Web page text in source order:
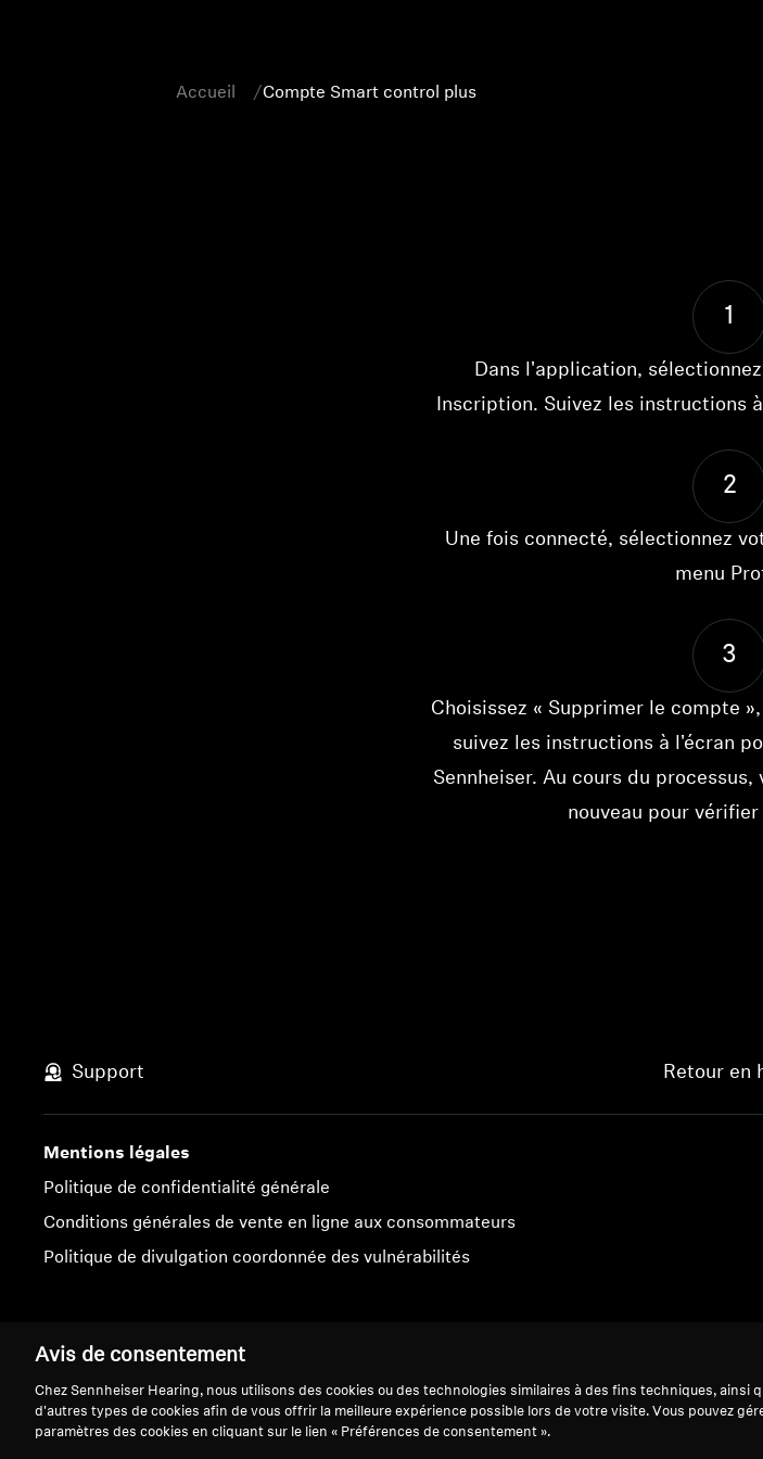
Accueil Compte Smart control plus
1
Dans l'application,
Inscription. Suivez les instructions
2
Une fois connecté, sélectionnez
menu
3
Choisissez « Supprimer le compte
suivez les instructions à l'écran
Sennheiser. Au cours du
nouveau pour
Support Retour en
Mentions légales
Politique de confidentialité générale
Conditions générales de vente en ligne aux consommateurs
Politique de divulgation coordonnée des vulnérabilités
Mentions légales Paramètres des cookies
Avis de consentement
Chez Sennheiser Hearing, nous utilisons des cookies ou des technologies similaires à des fins techniques, ainsi
d'autres types de cookies afin de vous offrir la meilleure expérience possible lors de votre visite. Vous pouvez
paramètres des cookies en cliquant sur le lien « Préférences de consentement ».
Connexion requise
Connectez-vous à votre compte